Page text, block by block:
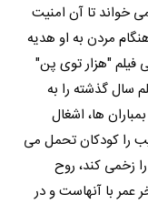
خواند تا آن امنیت
مردن به او هدیه
فیلم "هزار توی پن"
سال گذشته را به
ها، اشغال
را کودکان تحمل می
زخمی کند، روح
عمر با آنهاست و در